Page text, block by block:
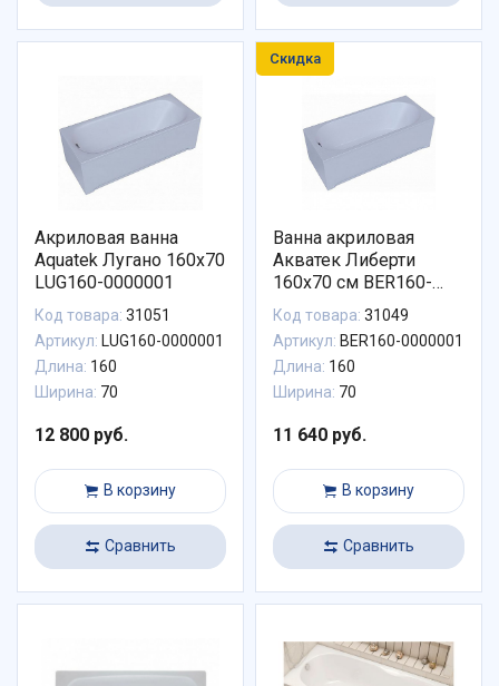
Акриловая ванна
Aquatek Лугано 160x70
LUG160-0000001
Код товара: 31051
Артикул: LUG160-0000001
Длина: 160
Ширина: 70
12 800 руб.
В корзину
Сравнить
Скидка
Ванна акриловая
Акватек Либерти
160x70 см BER160-
0000001
Код товара: 31049
Артикул: BER160-0000001
Длина: 160
Ширина: 70
11 640 руб.
В корзину
Сравнить